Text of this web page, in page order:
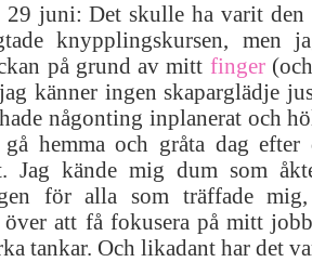
29 juni: Det skulle ha varit den
knypplingskursen, men
på grund av mitt finger
känner ingen skaparglädje
någonting inplanerat och
gå hemma och gråta dag
Jag kände mig dum som
för alla som träffade
över att få fokusera på mitt
tankar. Och likadant har det